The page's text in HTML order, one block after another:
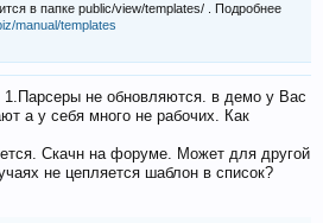
в папке public/view/templates/ . Подробнее
manual/templates
1.Парсеры не обновляются. в демо у Вас
а у себя много не рабочих. Как
Скачн на форуме. Может для другой
не цепляется шаблон в список?